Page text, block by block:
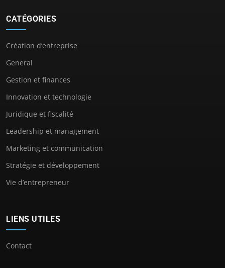
CATÉGORIES
Création d’entreprise
General
Gestion et finances
Innovation et technologie
Juridique et fiscalité
Leadership et management
Marketing et communication
Stratégie et développement
Vie d’entrepreneur
LIENS UTILES
Contact